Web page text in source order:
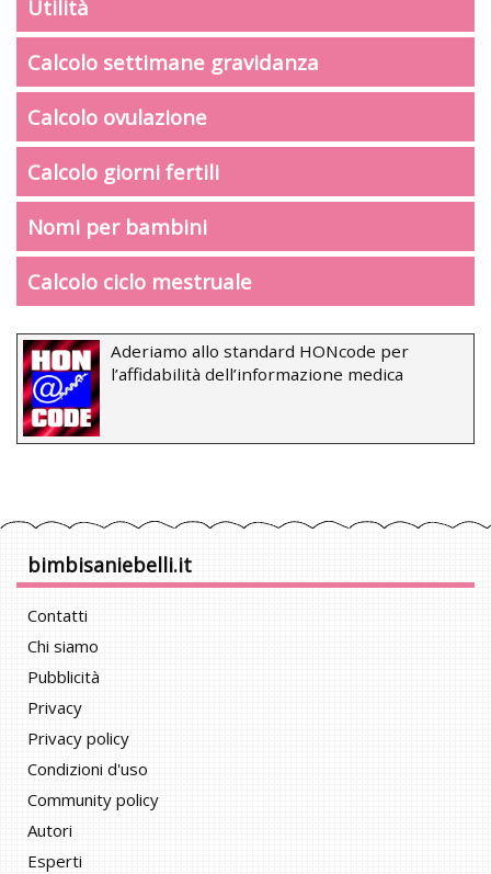
Utilità
Calcolo settimane gravidanza
Calcolo ovulazione
Calcolo giorni fertili
Nomi per bambini
Calcolo ciclo mestruale
Aderiamo allo standard HONcode per
l’affidabilità dell’informazione medica
bimbisaniebelli.it
Contatti
Chi siamo
Pubblicità
Privacy
Privacy policy
Condizioni d'uso
Community policy
Autori
Esperti